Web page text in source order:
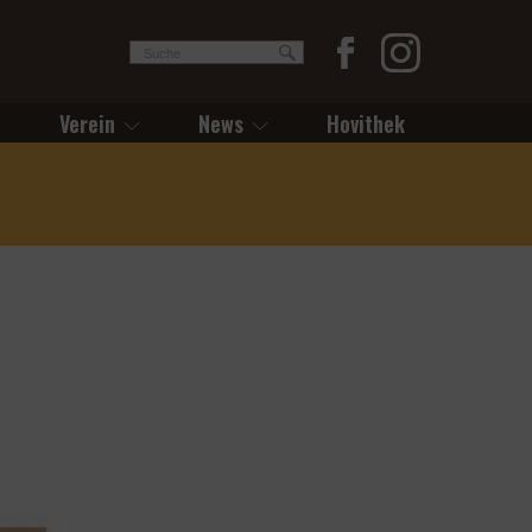
Verein News Hovithek